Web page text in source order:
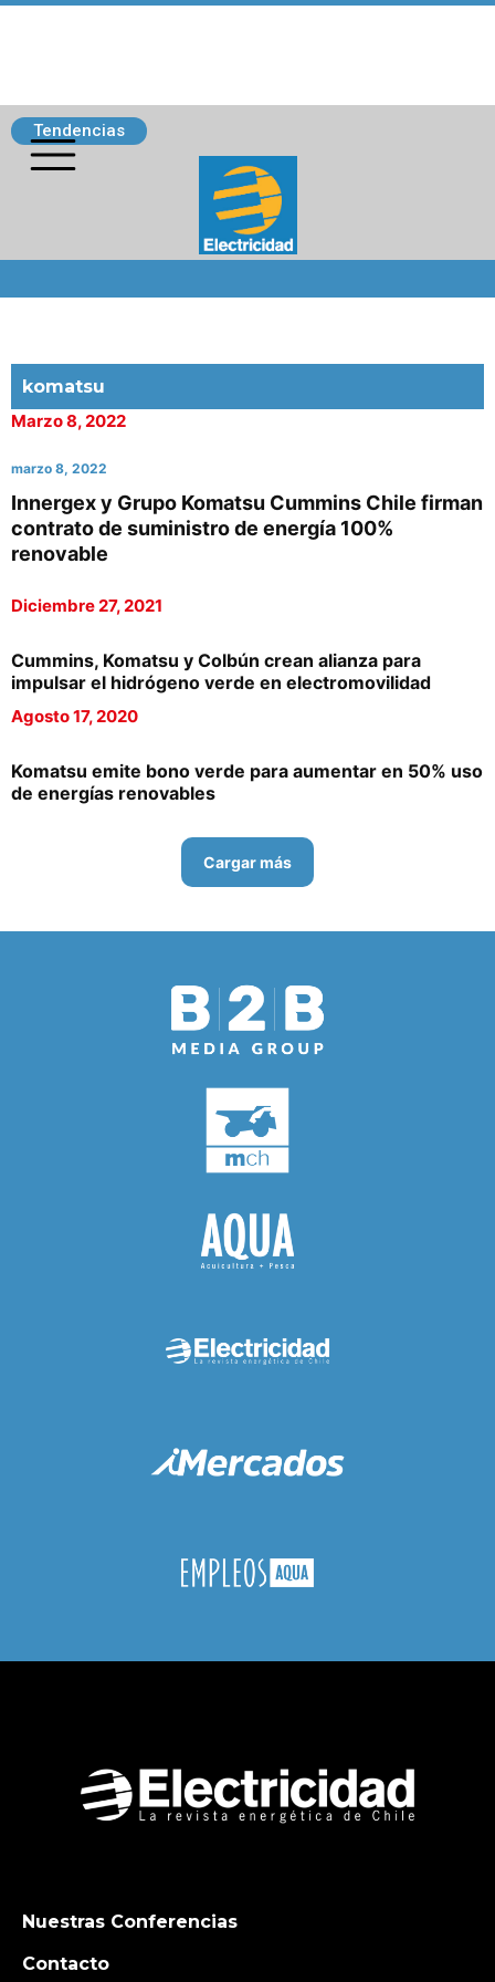
Tendencias
komatsu
Marzo 8, 2022
marzo 8, 2022
Innergex y Grupo Komatsu Cummins Chile firman
contrato de suministro de energía 100%
renovable
Diciembre 27, 2021
Cummins, Komatsu y Colbún crean alianza para
impulsar el hidrógeno verde en electromovilidad
Agosto 17, 2020
Komatsu emite bono verde para aumentar en 50% uso
de energías renovables
Cargar más
Nuestras Conferencias
Contacto